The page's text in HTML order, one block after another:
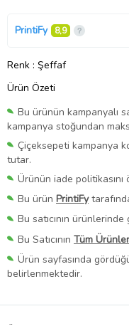
PrintiFy 8,9
Renk : Şeffaf
Ürün Özeti
Bu ürünün kampanyalı
kampanya stoğundan
Çiçeksepeti kampanya
tutar.
Ürünün iade politikasını
Bu ürün PrintiFy
Bu satıcının
Bu Satıcının Tüm
Ürün sayfasında
belirlenmektedir.